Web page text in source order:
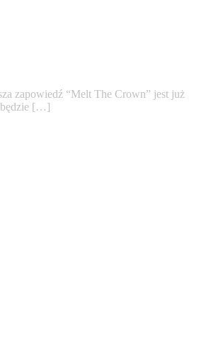
zapowiedź “Melt The Crown” jest już
będzie […]